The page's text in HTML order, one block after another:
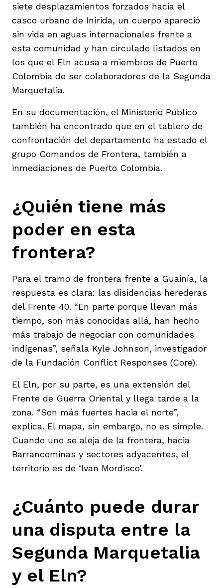
siete desplazamientos forzados hacia el
casco urbano de Inírida, un cuerpo apareció
sin vida en aguas internacionales frente a
esta comunidad y han circulado listados en
los que el Eln acusa a miembros de Puerto
Colombia de ser colaboradores de la Segunda
Marquetalia.
En su documentación, el Ministerio Público
también ha encontrado que en el tablero de
confrontación del departamento ha estado el
grupo Comandos de Frontera, también a
inmediaciones de Puerto Colombia.
¿Quién tiene más
poder en esta
frontera?
Para el tramo de frontera frente a Guainía, la
respuesta es clara: las disidencias herederas
del Frente 40. “En parte porque llevan más
tiempo, son más conocidas allá, han hecho
más trabajo de negociar con comunidades
indígenas”, señala Kyle Johnson, investigador
de la Fundación Conflict Responses (Core).
El Eln, por su parte, es una extensión del
Frente de Guerra Oriental y llega tarde a la
zona. “Son más fuertes hacia el norte”,
explica. El mapa, sin embargo, no es simple.
Cuando uno se aleja de la frontera, hacia
Barrancominas y sectores adyacentes, el
territorio es de ‘Ivan Mordisco’.
¿Cuánto puede durar
una disputa entre la
Segunda Marquetalia
y el Eln?